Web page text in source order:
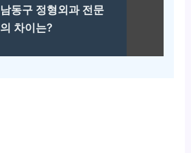
남동구 정형외과 전문
의 차이는?